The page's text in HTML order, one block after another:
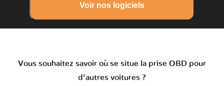
Voir nos logiciels
Vous souhaitez savoir où se situe la prise OBD pour
d’autres voitures ?